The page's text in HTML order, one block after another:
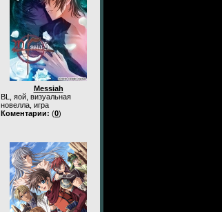
Messiah
BL, яой, визуальная
новелла, игра
Коментарии: (0)